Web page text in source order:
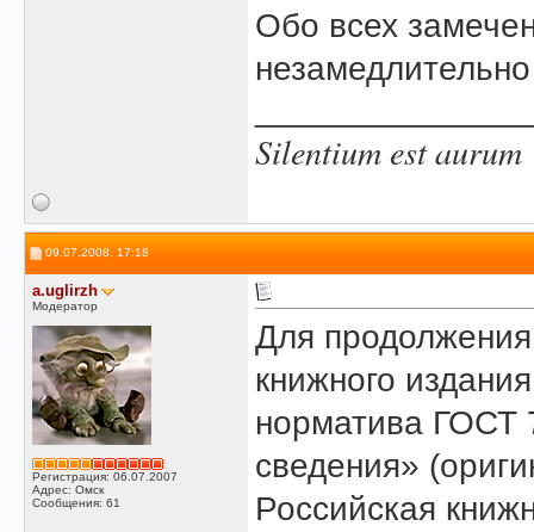
Обо всех
Silentium est aurum
09.07.2008, 17:18
a.uglirzh
Модератор
Регистрация: 06.07.2007
Адрес: Омск
Сообщения: 61
Для
книжного
норматива ГОСТ
сведения»
Российская